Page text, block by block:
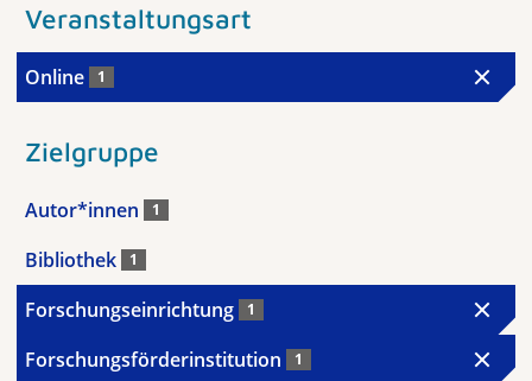
Veranstaltungsart
Online 1
Zielgruppe
Autor*innen 1
Bibliothek 1
Forschungseinrichtung 1
Forschungsförderinstitution 1